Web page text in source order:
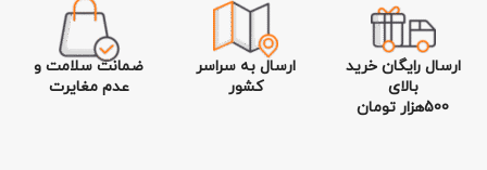
ارسال رایگان خرید
بالای
500هزار تومان
ارسال به سراسر
کشور
ضمانت سلامت و
عدم مغایرت